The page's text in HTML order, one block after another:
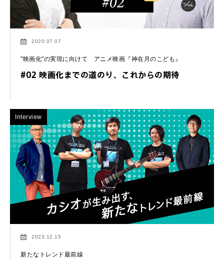
2020.07.07
"映画化"の実現に向けて アニメ映画『神在月のこども』
#02 映画化までの道のり、これからの期待
Interview
2023.12.15
新たなトレンド最前線